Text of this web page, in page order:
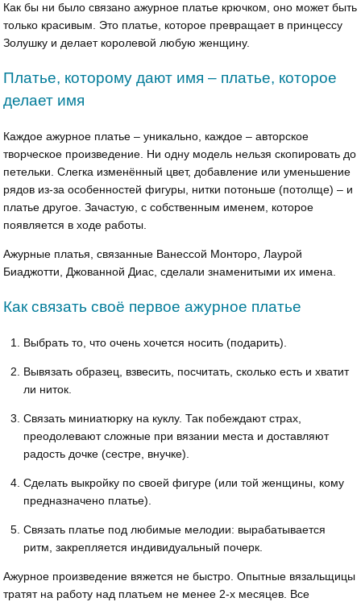
Как бы ни было связано ажурное платье крючком, оно может быть
только красивым. Это платье, которое превращает в принцессу
Золушку и делает королевой любую женщину.
Платье, которому дают имя – платье, которое
делает имя
Каждое ажурное платье – уникально, каждое – авторское
творческое произведение. Ни одну модель нельзя скопировать до
петельки. Слегка изменённый цвет, добавление или уменьшение
рядов из-за особенностей фигуры, нитки потоньше (потолще) – и
платье другое. Зачастую, с собственным именем, которое
появляется в ходе работы.
Ажурные платья, связанные Ванессой Монторо, Лаурой
Биаджотти, Джованной Диас, сделали знаменитыми их имена.
Как связать своё первое ажурное платье
Выбрать то, что очень хочется носить (подарить).
Вывязать образец, взвесить, посчитать, сколько есть и хватит
ли ниток.
Связать миниатюрку на куклу. Так побеждают страх,
преодолевают сложные при вязании места и доставляют
радость дочке (сестре, внучке).
Сделать выкройку по своей фигуре (или той женщины, кому
предназначено платье).
Связать платье под любимые мелодии: вырабатывается
ритм, закрепляется индивидуальный почерк.
Ажурное произведение вяжется не быстро. Опытные вязальщицы
тратят на работу над платьем не менее 2-х месяцев. Все